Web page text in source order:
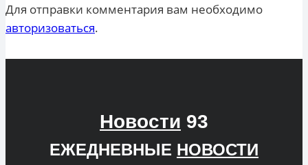
Для отправки комментария вам необходимо
авторизоваться.
Новости 93
ЕЖЕДНЕВНЫЕ НОВОСТИ